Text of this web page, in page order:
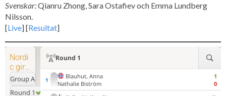
Svenskar:Qianru Zhong, Sara Ostafiev och Emma Lundberg
Nilsson.
[Live] [Resultat]